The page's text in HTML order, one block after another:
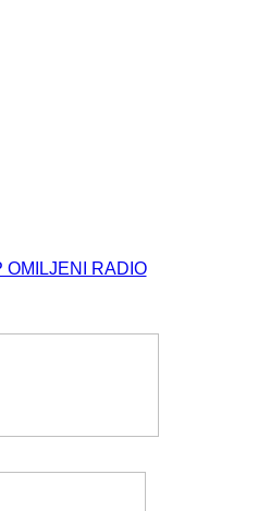
OMILJENI RADIO